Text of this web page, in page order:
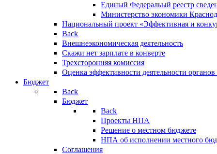
Единый Федеральый реестр
Министерство экономики
Национальный проект «Эффективная и
Back
Внешнеэкономическая деятельность
Скажи нет зарплате в конверте
Трехсторонняя комиссия
Оценка эффективности деятельности
Бюджет
Back
Бюджет
Back
Проекты НПА
Решение о местном бюджете
НПА об исполнении местного
Соглашения